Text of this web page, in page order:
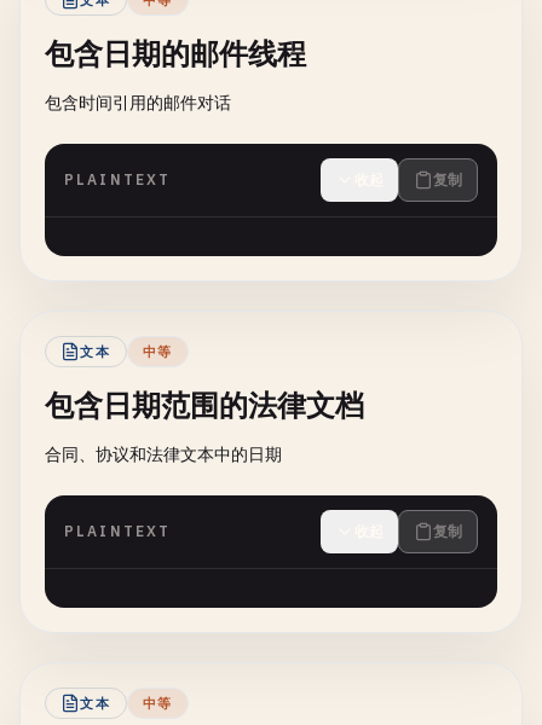
包含日期的邮件线程
包含时间引用的邮件对话
PLAINTEXT 复制
文本 中等
包含日期范围的法律文档
合同、协议和法律文本中的日期
PLAINTEXT 复制
文本 中等